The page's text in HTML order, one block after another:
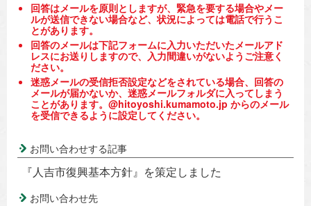
回答はメールを原則としますが、緊急を要する場合やメー
ルが送信できない場合など、状況によっては電話で行うこ
とがあります。
回答のメールは下記フォームに入力いただいたメールアド
レスにお送りしますので、入力間違いがないようご注意く
ださい。
迷惑メールの受信拒否設定などをされている場合、回答の
メールが届かないか、迷惑メールフォルダに入ってしまう
ことがあります。@hitoyoshi.kumamoto.jp からのメール
を受信できるように設定してください。
お問い合わせする記事
『人吉市復興基本方針』を策定しました
お問い合わせ先